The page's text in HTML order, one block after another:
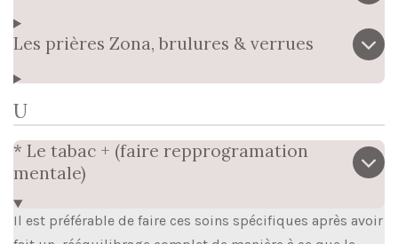
Les prières Zona, brulures & verrues
U
* Le tabac + (faire repprogramation
mentale)
Il est préférable de faire ces soins spécifiques après avoir